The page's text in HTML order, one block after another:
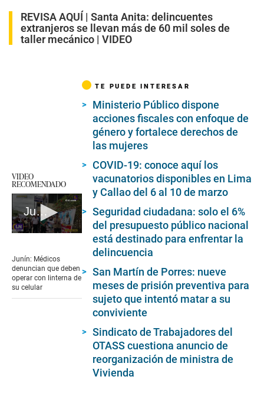
REVISA AQUÍ | Santa Anita: delincuentes
extranjeros se llevan más de 60 mil soles de
taller mecánico | VIDEO
VIDEO
RECOMENDADO
Junín: Médicos denuncian que deben operar con linterna de su celular
of
3
minutes,
28
Junín: Médicos
denuncian que deben
operar con linterna de
su celular
TE PUEDE INTERESAR
Ministerio Público dispone
acciones fiscales con enfoque de
género y fortalece derechos de
las mujeres
COVID-19: conoce aquí los
vacunatorios disponibles en Lima
y Callao del 6 al 10 de marzo
Seguridad ciudadana: solo el 6%
del presupuesto público nacional
está destinado para enfrentar la
delincuencia
San Martín de Porres: nueve
meses de prisión preventiva para
sujeto que intentó matar a su
conviviente
Sindicato de Trabajadores del
OTASS cuestiona anuncio de
reorganización de ministra de
Vivienda